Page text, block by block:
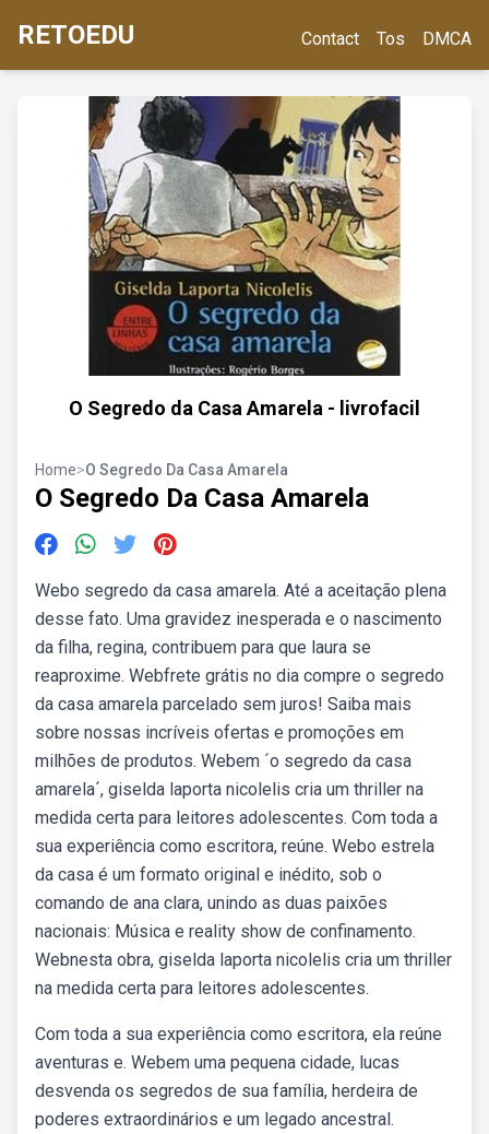
RETOEDU Contact Tos DMCA
O Segredo da Casa Amarela - livrofacil
Home>O Segredo Da Casa Amarela
O Segredo Da Casa Amarela
Webo segredo da casa amarela. Até a aceitação plena
desse fato. Uma gravidez inesperada e o nascimento
da filha, regina, contribuem para que laura se
reaproxime. Webfrete grátis no dia compre o segredo
da casa amarela parcelado sem juros! Saiba mais
sobre nossas incríveis ofertas e promoções em
milhões de produtos. Webem ´o segredo da casa
amarela´, giselda laporta nicolelis cria um thriller na
medida certa para leitores adolescentes. Com toda a
sua experiência como escritora, reúne. Webo estrela
da casa é um formato original e inédito, sob o
comando de ana clara, unindo as duas paixões
nacionais: Música e reality show de confinamento.
Webnesta obra, giselda laporta nicolelis cria um thriller
na medida certa para leitores adolescentes.
Com toda a sua experiência como escritora, ela reúne
aventuras e. Webem uma pequena cidade, lucas
desvenda os segredos de sua família, herdeira de
poderes extraordinários e um legado ancestral.